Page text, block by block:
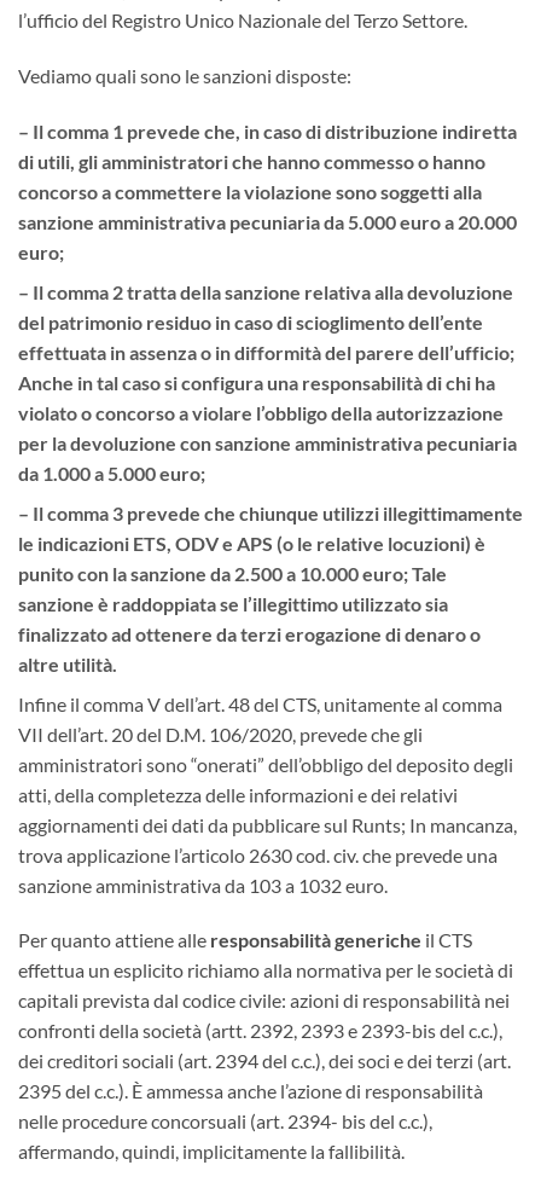
l’ufficio del Registro Unico Nazionale del Terzo Settore.
Vediamo quali sono le sanzioni disposte:
– Il comma 1 prevede che, in caso di distribuzione indiretta
di utili, gli amministratori che hanno commesso o hanno
concorso a commettere la violazione sono soggetti alla
sanzione amministrativa pecuniaria da 5.000 euro a 20.000
euro;
– Il comma 2 tratta della sanzione relativa alla devoluzione
del patrimonio residuo in caso di scioglimento dell’ente
effettuata in assenza o in difformità del parere dell’ufficio;
Anche in tal caso si configura una responsabilità di chi ha
violato o concorso a violare l’obbligo della autorizzazione
per la devoluzione con sanzione amministrativa pecuniaria
da 1.000 a 5.000 euro;
– Il comma 3 prevede che chiunque utilizzi illegittimamente
le indicazioni ETS, ODV e APS (o le relative locuzioni) è
punito con la sanzione da 2.500 a 10.000 euro; Tale
sanzione è raddoppiata se l’illegittimo utilizzato sia
finalizzato ad ottenere da terzi erogazione di denaro o
altre utilità.
Infine il comma V dell’art. 48 del CTS, unitamente al comma
VII dell’art. 20 del D.M. 106/2020, prevede che gli
amministratori sono “onerati” dell’obbligo del deposito degli
atti, della completezza delle informazioni e dei relativi
aggiornamenti dei dati da pubblicare sul Runts; In mancanza,
trova applicazione l’articolo 2630 cod. civ. che prevede una
sanzione amministrativa da 103 a 1032 euro.
Per quanto attiene alle responsabilità generiche il CTS
effettua un esplicito richiamo alla normativa per le società di
capitali prevista dal codice civile: azioni di responsabilità nei
confronti della società (artt. 2392, 2393 e 2393-bis del c.c.),
dei creditori sociali (art. 2394 del c.c.), dei soci e dei terzi (art.
2395 del c.c.). È ammessa anche l’azione di responsabilità
nelle procedure concorsuali (art. 2394- bis del c.c.),
affermando, quindi, implicitamente la fallibilità.